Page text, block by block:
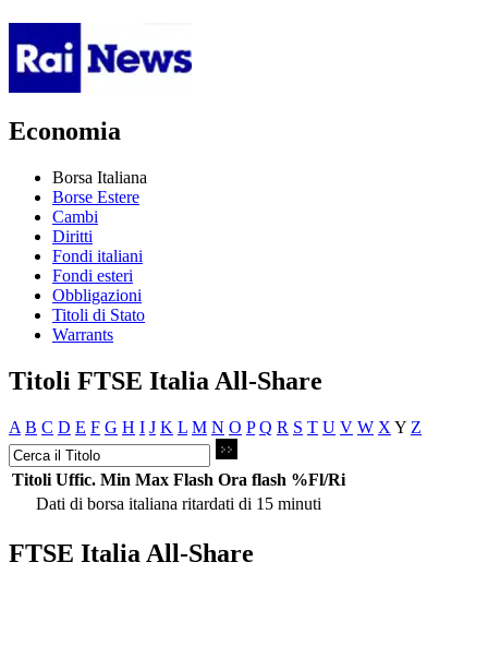
Economia
Borsa Italiana
Borse Estere
Cambi
Diritti
Fondi italiani
Fondi esteri
Obbligazioni
Titoli di Stato
Warrants
Titoli FTSE Italia All-Share
A B C D E F G H I J K L M N O P Q R S T U V W X Y Z
Titoli Uffic. Min Max Flash Ora flash %Fl/Ri
Dati di borsa italiana ritardati di 15 minuti
FTSE Italia All-Share